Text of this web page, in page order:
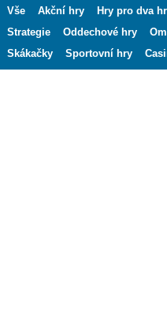
Vše Akční hry Hry pro dva
Strategie
Oddechové hry
Skákačky
Sportovní hry